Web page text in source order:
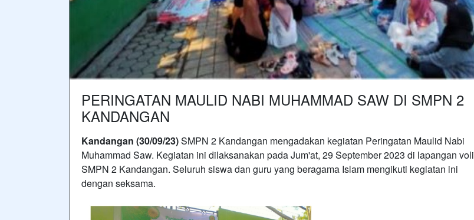
PERINGATAN MAULID NABI MUHAMMAD SAW DI SMPN 2
KANDANGAN
Kandangan (30/09/23)SMPN 2 Kandangan mengadakan kegiatan Peringatan Maulid Nabi
Muhammad Saw. Kegiatan ini dilaksanakan pada Jum'at, 29 September 2023 di lapangan voli
SMPN 2 Kandangan. Seluruh siswa dan guru yang beragama Islam mengikuti kegiatan ini
dengan seksama.